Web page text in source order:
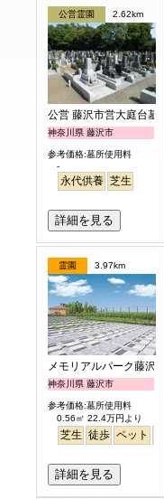
公営霊園 2.62km
公営 藤沢市営大庭台墓園
神奈川県 藤沢市
参考価格:墓所使用料
-
永代供養 芝生
詳細を見る
霊園 3.97km
メモリアルパーク藤沢
神奈川県 藤沢市
参考価格:墓所使用料
0.56㎡ 22.4万円より
芝生 徒歩 ペット
詳細を見る